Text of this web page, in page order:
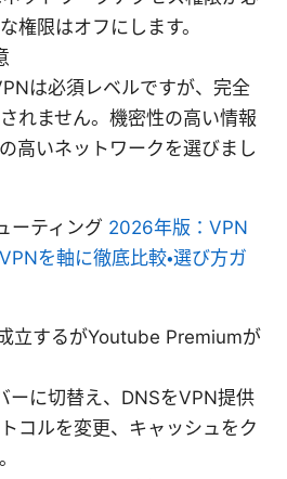
権限はオフにします。
は必須レベルですが、完全
れません。機密性の高い情報
高いネットワークを選びまし
ーティング 2026年版：VPN
を軸に徹底比較・選び方ガ
立するがYoutube Premiumが
ーに切替え、DNSをVPN提供
コルを変更、キャッシュをク